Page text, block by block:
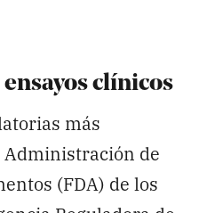
clínicos
más
Administración de
(FDA) de los